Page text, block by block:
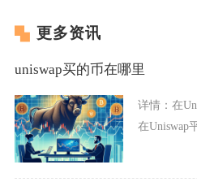
更多资讯
uniswap买的币在哪里
详情： 在
在Uniswap